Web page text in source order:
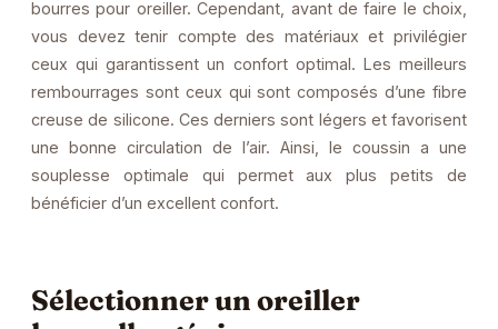
bourres pour oreiller. Cependant, avant de faire le choix,
vous devez tenir compte des matériaux et privilégier
ceux qui garantissent un confort optimal. Les meilleurs
rembourrages sont ceux qui sont composés d’une fibre
creuse de silicone. Ces derniers sont légers et favorisent
une bonne circulation de l’air. Ainsi, le coussin a une
souplesse optimale qui permet aux plus petits de
bénéficier d’un excellent confort.
Sélectionner un oreiller